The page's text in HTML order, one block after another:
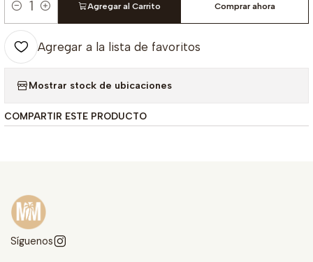
Cantidad
Agregar al Carrito Comprar ahora
Agregar a la lista de favoritos
Mostrar stock de ubicaciones
COMPARTIR ESTE PRODUCTO
Síguenos